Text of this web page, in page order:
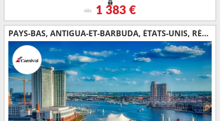
dès 1 383 €
PAYS-BAS, ANTIGUA-ET-BARBUDA, ÉTATS-UNIS, RÉPUBLIQUE DOMINICAINE